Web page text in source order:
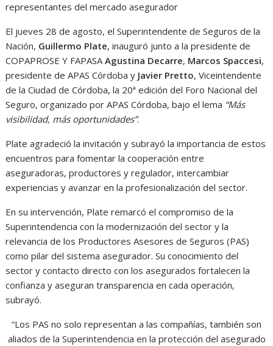
representantes del mercado asegurador
El jueves 28 de agosto, el Superintendente de Seguros de la
Nación, Guillermo Plate, inauguró junto a la presidente de
COPAPROSE Y FAPASAAgustina Decarre, Marcos Spaccesi,
presidente de APAS Córdoba y Javier Pretto, Viceintendente
de la Ciudad de Córdoba, la 20ª edición del Foro Nacional del
Seguro, organizado por APAS Córdoba, bajo el lema “Más
visibilidad, más oportunidades”.
Plate agradeció la invitación y subrayó la importancia de estos
encuentros para fomentar la cooperación entre
aseguradoras, productores y regulador, intercambiar
experiencias y avanzar en la profesionalización del sector.
En su intervención, Plate remarcó el compromiso de la
Superintendencia con la modernización del sector y la
relevancia de los Productores Asesores de Seguros (PAS)
como pilar del sistema asegurador. Su conocimiento del
sector y contacto directo con los asegurados fortalecen la
confianza y aseguran transparencia en cada operación,
subrayó.
“Los PAS no solo representan a las compañías, también son
aliados de la Superintendencia en la protección del asegurado